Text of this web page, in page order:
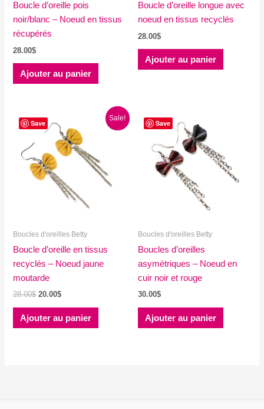
Boucle d’oreille pois
noir/blanc – Noeud en tissus
récupérés
28.00$
Ajouter au panier
Boucle d’oreille longue avec
noeud en tissus recyclés
28.00$
Ajouter au panier
Save
Sale!
Boucles d'oreilles Betty
Boucle d’oreille en tissus
recyclés – Noeud jaune
moutarde
28.00$ Le
initial
était :
20.00$Le
actuel
est :
Ajouter au panier
Save
Boucles d'oreilles Betty
Boucles d’oreilles
asymétriques – Noeud en
cuir noir et rouge
30.00$
Ajouter au panier